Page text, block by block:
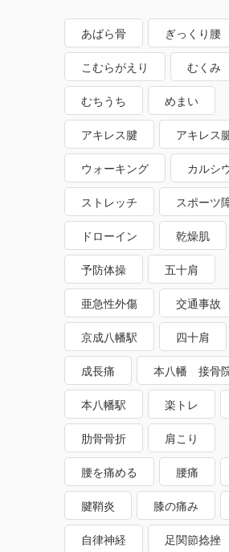
あばら骨 ぎっくり腰
こむらがえり むくみ
むちうち めまい
アキレス腱 アキレス
ウォーキング カルシ
ストレッチ スポーツ
ドローイン 乾燥肌
予防体操 五十肩
亜急性外傷 交通事故
京成八幡駅 四十肩
成長痛 本八幡 接骨
本八幡駅 楽トレ
肋骨骨折 肩こり
腰を痛める 腰痛
腱鞘炎 膝の痛み
自律神経 足関節捻挫